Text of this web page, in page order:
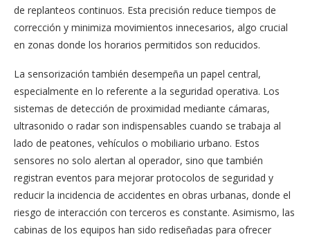
de replanteos continuos. Esta precisión reduce tiempos de
corrección y minimiza movimientos innecesarios, algo crucial
en zonas donde los horarios permitidos son reducidos.
La sensorización también desempeña un papel central,
especialmente en lo referente a la seguridad operativa. Los
sistemas de detección de proximidad mediante cámaras,
ultrasonido o radar son indispensables cuando se trabaja al
lado de peatones, vehículos o mobiliario urbano. Estos
sensores no solo alertan al operador, sino que también
registran eventos para mejorar protocolos de seguridad y
reducir la incidencia de accidentes en obras urbanas, donde el
riesgo de interacción con terceros es constante. Asimismo, las
cabinas de los equipos han sido rediseñadas para ofrecer